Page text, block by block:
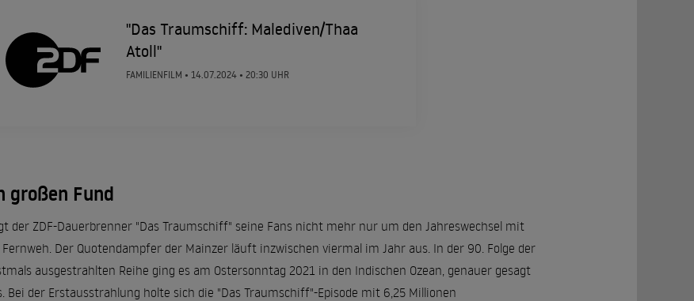
"Das Traumschiff: Malediven/Thaa
Atoll"
FAMILIENFILM • 14.07.2024• 20:30 UHR
großen Fund
der ZDF-Dauerbrenner "Das Traumschiff" seine Fans nicht mehr nur um den Jahreswechsel mit
Der Quotendampfer der Mainzer läuft inzwischen viermal im Jahr aus. In der 90. Folge der
ausgestrahlten Reihe ging es am Ostersonntag 2021 in den Indischen Ozean, genauer gesagt
Bei der Erstausstrahlung holte sich die "Das Traumschiff"-Episode mit 6,25 Millionen